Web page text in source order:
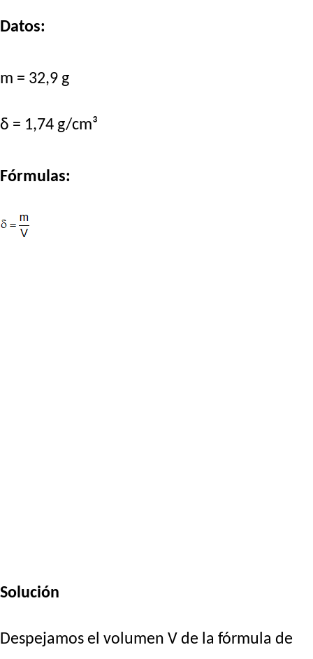
Datos:
m = 32,9 g
δ = 1,74 g/cm³
Fórmulas:
Solución
Despejamos el volumen V de la fórmula de